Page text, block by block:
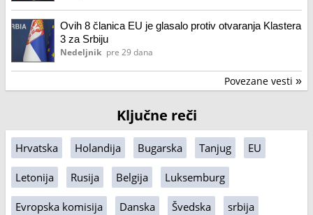
Ovih 8 članica EU je glasalo protiv otvaranja Klastera
3 za Srbiju
Nedeljnik pre 29 dana
Povezane vesti »
Ključne reči
Hrvatska Holandija Bugarska Tanjug EU
Letonija Rusija Belgija Luksemburg
Evropska komisija Danska Švedska srbija